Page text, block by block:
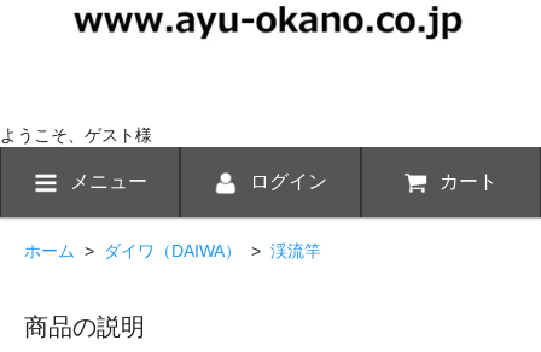
ようこそ、ゲスト様
メニュー ログイン カート
ホーム > ダイワ（DAIWA） > 渓流竿
商品の説明